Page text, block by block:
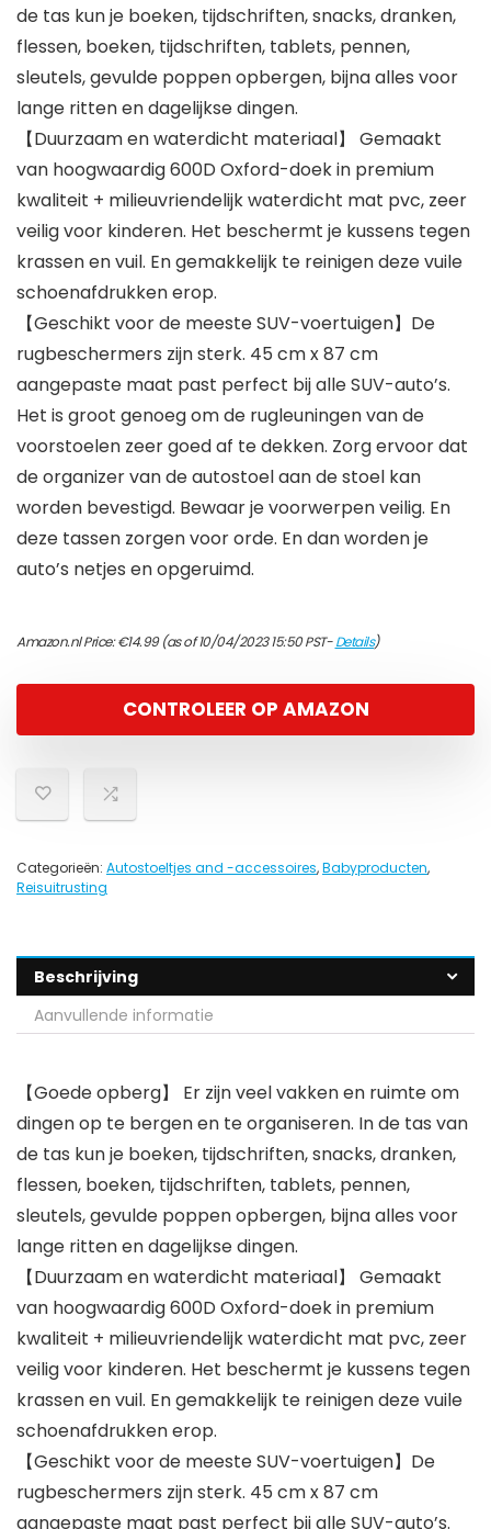
de tas kun je boeken, tijdschriften, snacks, dranken,
flessen, boeken, tijdschriften, tablets, pennen,
sleutels, gevulde poppen opbergen, bijna alles voor
lange ritten en dagelijkse dingen.
【Duurzaam en waterdicht materiaal】 Gemaakt
van hoogwaardig 600D Oxford-doek in premium
kwaliteit + milieuvriendelijk waterdicht mat pvc, zeer
veilig voor kinderen. Het beschermt je kussens tegen
krassen en vuil. En gemakkelijk te reinigen deze vuile
schoenafdrukken erop.
【Geschikt voor de meeste SUV-voertuigen】De
rugbeschermers zijn sterk. 45 cm x 87 cm
aangepaste maat past perfect bij alle SUV-auto’s.
Het is groot genoeg om de rugleuningen van de
voorstoelen zeer goed af te dekken. Zorg ervoor dat
de organizer van de autostoel aan de stoel kan
worden bevestigd. Bewaar je voorwerpen veilig. En
deze tassen zorgen voor orde. En dan worden je
auto’s netjes en opgeruimd.
Amazon.nl Price:€14.99(as of 10/04/2023 15:50 PST-Details)
CONTROLEER OP AMAZON
Categorieën: Autostoeltjes and -accessoires,Babyproducten,
Reisuitrusting
Beschrijving
Aanvullende informatie
【Goede opberg】 Er zijn veel vakken en ruimte om
dingen op te bergen en te organiseren. In de tas van
de tas kun je boeken, tijdschriften, snacks, dranken,
flessen, boeken, tijdschriften, tablets, pennen,
sleutels, gevulde poppen opbergen, bijna alles voor
lange ritten en dagelijkse dingen.
【Duurzaam en waterdicht materiaal】 Gemaakt
van hoogwaardig 600D Oxford-doek in premium
kwaliteit + milieuvriendelijk waterdicht mat pvc, zeer
veilig voor kinderen. Het beschermt je kussens tegen
krassen en vuil. En gemakkelijk te reinigen deze vuile
schoenafdrukken erop.
【Geschikt voor de meeste SUV-voertuigen】De
rugbeschermers zijn sterk. 45 cm x 87 cm
aangepaste maat past perfect bij alle SUV-auto’s.